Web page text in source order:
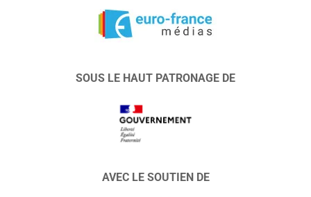
SOUS LE HAUT PATRONAGE DE
AVEC LE SOUTIEN DE